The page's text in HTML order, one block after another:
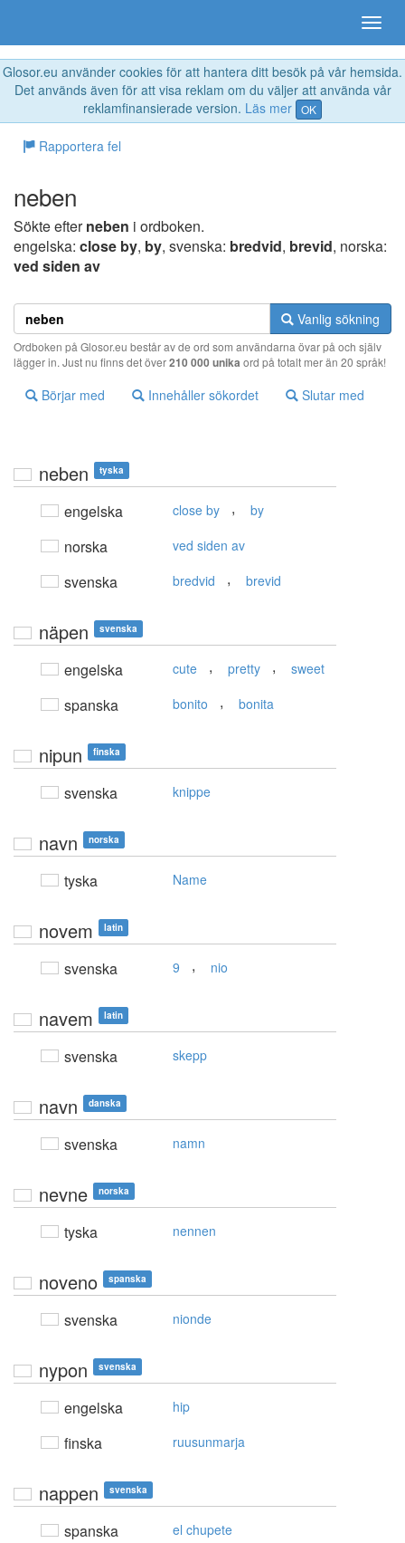
Glosor.eu använder cookies för att hantera ditt besök på vår hemsida.
Det används även för att visa reklam om du väljer att använda vår
reklamfinansierade version. Läs mer OK
Rapportera fel
neben
Sökte efterneben i ordboken.
engelska: close by, by, svenska: bredvid, brevid, norska:
ved siden av
Vanlig sökning
Ordboken på Glosor.eu består av de ord som användarna övar på och själv
lägger in. Just nu finns det över210 000 unika ord på totalt mer än 20 språk!
Börjar med Innehåller sökordet Slutar med
neben tyska
engelska close by , by
norska ved siden av
svenska bredvid , brevid
näpen svenska
engelska cute , pretty , sweet
spanska bonito , bonita
nipun finska
svenska knippe
navn norska
tyska Name
novem latin
svenska 9 , nio
navem latin
svenska skepp
navn danska
svenska namn
nevne norska
tyska nennen
noveno spanska
svenska nionde
nypon svenska
engelska hip
finska ruusunmarja
nappen svenska
spanska el chupete